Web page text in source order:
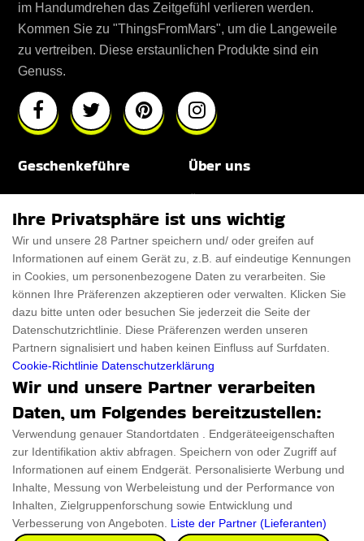
im Handumdrehen das Zeitgefühl verlieren werden.
Kommen Sie zu "ThingsFromMars", um die Langeweile
zu vertreiben. Diese erstaunlichen Produkte sind ein
Genuss.
Geschenkeführe
Für Haustiere
ThanksGiving
Über uns
Rabattcode
Trendiger Rabattcode
Black Friday
Ein Produkt einreichen
Kontakt
Ein Produkt einreichen
Geschenkeführer
Cyber Monday
Datenschutz­erklärung
Datenschutz­erklärung
Impressum
Cookies
Ihre Privatsphäre ist uns wichtig
Wir und unsere 28 Partner speichern und/ oder greifen auf
Informationen auf einem Gerät zu, z.B. auf eindeutige Kennungen
in Cookies, um personenbezogene Daten zu verarbeiten. Sie
können Ihre Präferenzen akzeptieren oder verwalten. Klicken Sie
dazu bitte unten oder besuchen Sie jederzeit die Seite der
Datenschutzrichtlinie. Diese Präferenzen werden unseren
Partnern signalisiert und haben keinen Einfluss auf Surfdaten.
Cookie-Richtlinie Datenschutzerklärung
Wir und unsere Partner verarbeiten
Daten, um Folgendes bereitzustellen:
Verwendung genauer Standortdaten . Endgeräteeigenschaften
zur Identifikation aktiv abfragen. Speichern von oder Zugriff auf
Informationen auf einem Endgerät. Personalisierte Werbung und
Inhalte, Messung von Werbeleistung und der Performance von
Inhalten, Zielgruppenforschung sowie Entwicklung und
Verbesserung von Angeboten. Liste der Partner (Lieferanten)